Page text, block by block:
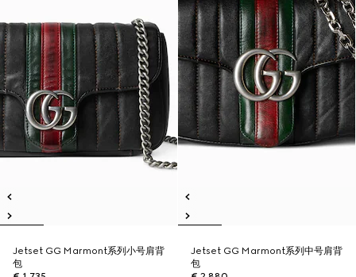
Jetset GG Marmont系列小号肩背
包
Jetset GG Marmont系列中号肩背
包